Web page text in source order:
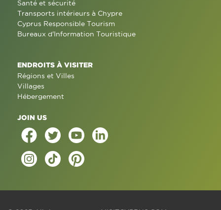
Santé et sécurité
Transports intérieurs à Chypre
Cyprus Responsible Tourism
Bureaux d'Information Touristique
ENDROITS À VISITER
Régions et Villes
Villages
Hébergement
JOIN US